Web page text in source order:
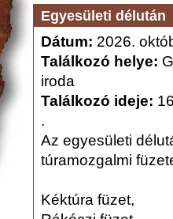
Egyesületi délután
Dátum: 2026.
Találkozó helye:
iroda
Találkozó ideje:
.
Az egyesületi
túramozgalmi
Kéktúra füzet,